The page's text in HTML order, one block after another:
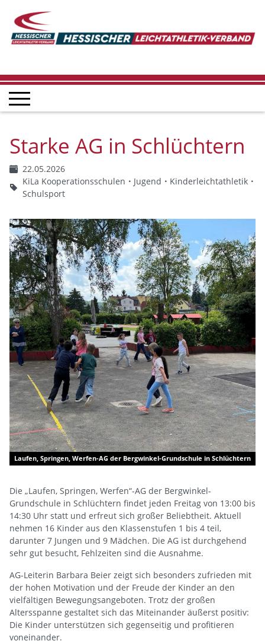
Starke AG in Schlüchtern
22.05.2026
KiLa Kooperationsschulen
Jugend
Kinderleichtathletik
Schulsport
Laufen, Springen, Werfen-AG der Bergwinkel-Grundschule in Schlüchtern
Die „Laufen, Springen, Werfen“-AG der Bergwinkel-
Grundschule in Schlüchtern findet jeden Freitag von 13:00 bis
14:30 Uhr statt und erfreut sich großer Beliebtheit. Aktuell
nehmen 16 Kinder aus den Klassenstufen 1 bis 4 teil,
darunter 7 Jungen und 9 Mädchen. Die AG ist durchgehend
sehr gut besucht, Fehlzeiten sind die Ausnahme.
AG-Leiterin Barbara Beier zeigt sich besonders zufrieden mit
der hohen Motivation und der Freude der Kinder an den
vielfältigen Bewegungsangeboten. Trotz der großen
Altersspanne gestaltet sich das Miteinander äußerst positiv:
Die Kinder unterstützen sich gegenseitig und profitieren
voneinander.